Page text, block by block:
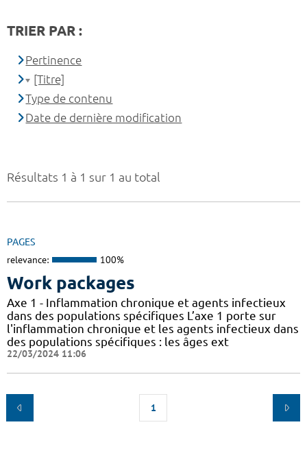
Résultats 1 à 1 sur 1 au total
PAGES
relevance: 100%
Work packages
Axe 1 - Inflammation chronique et agents infectieux
dans des populations spécifiques L’axe 1 porte sur
l'inflammation chronique et les agents infectieux dans
des populations spécifiques : les âges ext
22/03/2024 11:06
1
TRIER PAR :
Pertinence
[Titre]
Type de contenu
Date de dernière modification